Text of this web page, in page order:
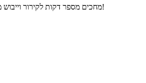
מחכים מספר דקות לקירור וייבוש מלא, מגישים ומתענגים על תפוצ`יפס ביתי!